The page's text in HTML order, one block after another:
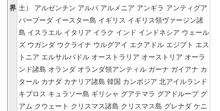
界 土）
アルゼンチン アルバ アルメニア アンギラ アンティグア
バーブーダ イースター島 イギリス イギリス領ヴァージン諸
島 イスラエル イタリア イラク インド インドネシア ウェール
ズ ウガンダ ウクライナ ウルグアイ エクアドル エジプト エス
トニア エルサルバドル オーストラリア オーストリア オーラ
ンド諸島 オランダ オランダ領アンティル ガーナ ガイアナ カ
タール カナダ カナリア諸島 韓国 カンボジア 北アイルランド
キプロス キュラソー島 ギリシャ グアテマラ グアドループ グ
アム クウェート クリスマス諸島 クリスマス島 グレナダ ケニ